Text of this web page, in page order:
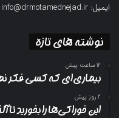
ایمیل: info@drmotamednejad.ir
نوشته های تازه
12 ساعت پیش
بیماری‌ای که کسی فکر
2 روز پیش
این خوراکی‌ها را بخورید تا